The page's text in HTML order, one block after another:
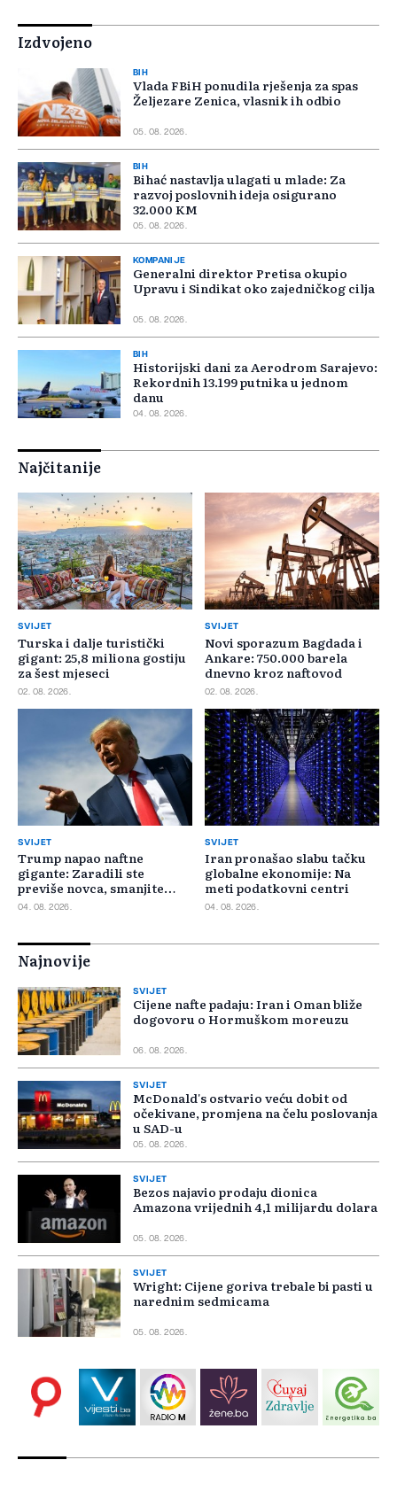
Izdvojeno
BIH
Vlada FBiH ponudila rješenja za spas
Željezare Zenica, vlasnik ih odbio
05. 08. 2026.
BIH
Bihać nastavlja ulagati u mlade: Za
razvoj poslovnih ideja osigurano
32.000 KM
05. 08. 2026.
KOMPANIJE
Generalni direktor Pretisa okupio
Upravu i Sindikat oko zajedničkog cilja
05. 08. 2026.
BIH
Historijski dani za Aerodrom Sarajevo:
Rekordnih 13.199 putnika u jednom
danu
04. 08. 2026.
Najčitanije
SVIJET
Turska i dalje turistički
gigant: 25,8 miliona gostiju
za šest mjeseci
02. 08. 2026.
SVIJET
Novi sporazum Bagdada i
Ankare: 750.000 barela
dnevno kroz naftovod
02. 08. 2026.
SVIJET
Trump napao naftne
gigante: Zaradili ste
previše novca, smanjite
cijene
04. 08. 2026.
SVIJET
Iran pronašao slabu tačku
globalne ekonomije: Na
meti podatkovni centri
04. 08. 2026.
Najnovije
SVIJET
Cijene nafte padaju: Iran i Oman bliže
dogovoru o Hormuškom moreuzu
06. 08. 2026.
SVIJET
McDonald's ostvario veću dobit od
očekivane, promjena na čelu poslovanja
u SAD-u
05. 08. 2026.
SVIJET
Bezos najavio prodaju dionica
Amazona vrijednih 4,1 milijardu dolara
05. 08. 2026.
SVIJET
Wright: Cijene goriva trebale bi pasti u
narednim sedmicama
05. 08. 2026.